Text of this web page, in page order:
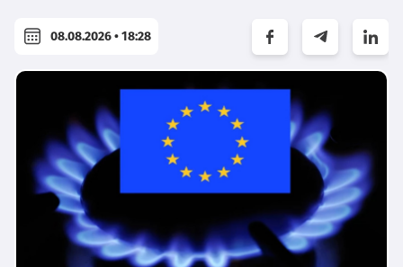
08.08.2026 • 18:28